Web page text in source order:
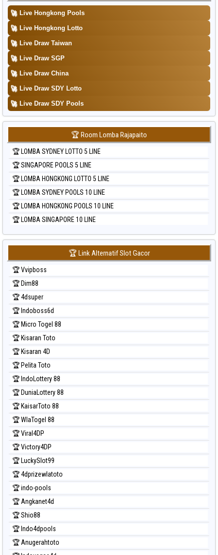
Data Togel Sydney Lottery 6d
Data Togel Sydney Lotto
Data Togel Sydney Pools 6d
Data Togel Taipei
Data Togel Taiwan
🚀 Live Hongkong Pools
🚀 Live Hongkong Lotto
🚀 Live Draw Taiwan
🚀 Live Draw SGP
🚀 Live Draw China
🚀 Live Draw SDY Lotto
🚀 Live Draw SDY Pools
🏆 Room Lomba Rajapaito
🏆 LOMBA SYDNEY LOTTO 5 LINE
🏆 SINGAPORE POOLS 5 LINE
🏆 LOMBA HONGKONG LOTTO 5 LINE
🏆 LOMBA SYDNEY POOLS 10 LINE
🏆 LOMBA HONGKONG POOLS 10 LINE
🏆 LOMBA SINGAPORE 10 LINE
🏆 Link Alternatif Slot Gacor
🏆 Vvipboss
🏆 Dim88
🏆 4dsuper
🏆 Indoboss6d
🏆 Micro Togel 88
🏆 Kisaran Toto
🏆 Kisaran 4D
🏆 Pelita Toto
🏆 IndoLottery 88
🏆 DuniaLottery 88
🏆 KaisarToto 88
🏆 WlaTogel 88
🏆 Viral4DP
🏆 Victory4DP
🏆 LuckySlot99
🏆 4dprizewlatoto
🏆 indo-pools
🏆 Angkanet4d
🏆 Shio88
🏆 Indo4dpools
🏆 Anugerahtoto